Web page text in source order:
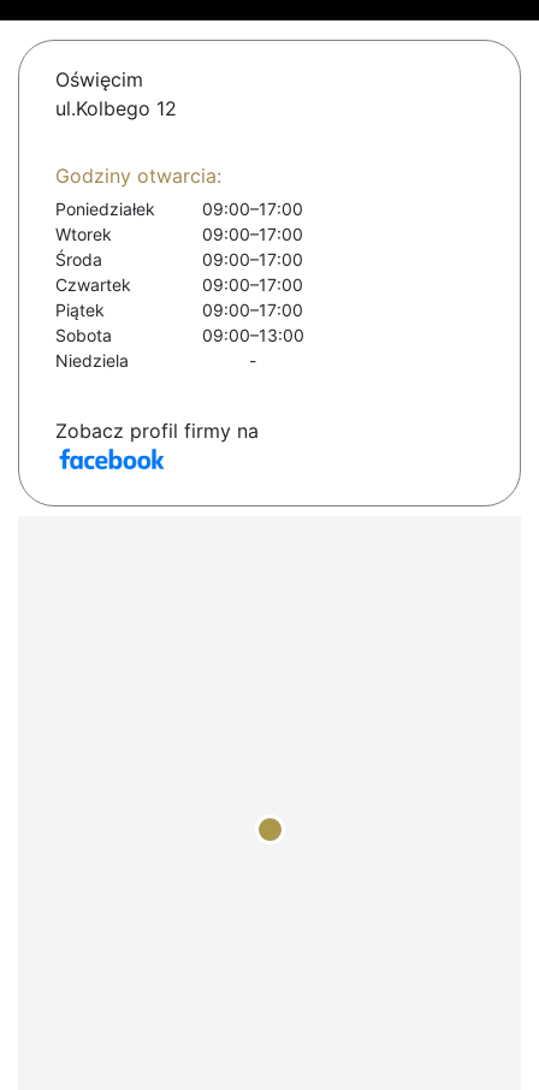
Oświęcim
ul.Kolbego 12
Godziny otwarcia:
Poniedziałek
09:00–17:00
Wtorek
09:00–17:00
Środa
09:00–17:00
Czwartek
09:00–17:00
Piątek
09:00–17:00
Sobota
09:00–13:00
Niedziela
-
Zobacz profil firmy na